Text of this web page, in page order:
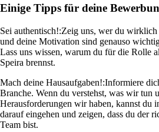
Einige Tipps für deine
Sei authentisch!:Zeig uns, wer du
und deine Motivation sind genauso
Lass uns wissen, warum du für die Rolle
Speira brennst.
Mach deine Hausaufgaben!:Informiere
Branche. Wenn du verstehst, was wir tun
Herausforderungen wir haben, kannst du
darauf eingehen und zeigen, dass du der
Team bist.